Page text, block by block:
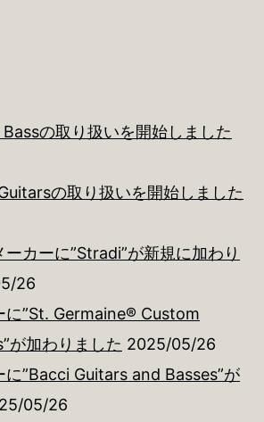
の取り扱いを開始しました
の取り扱いを開始しました
カーに”Stradi”が新規に加わり
26
に”St. Germaine® Custom
が加わりました 2025/05/26
に”Bacci Guitars and Basses”が
05/26